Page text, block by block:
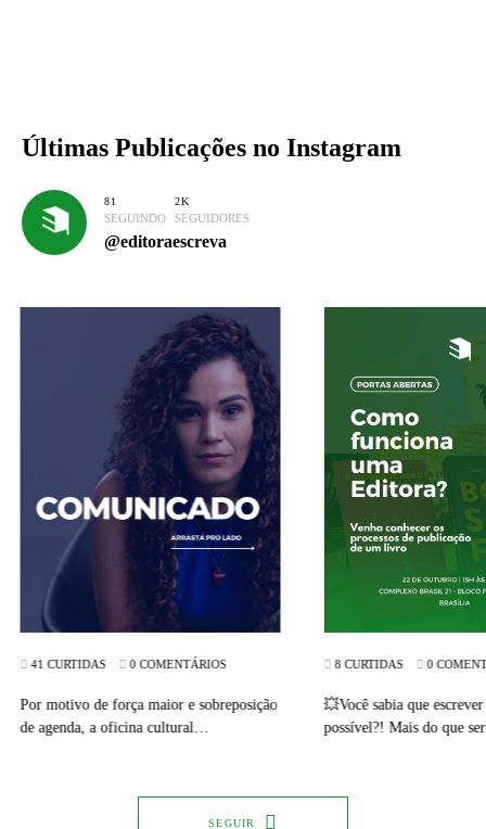
Últimas Publicações no Instagram
81
SEGUINDO
2K
SEGUIDORES
@editoraescreva
41 CURTIDAS 0 COMENTÁRIOS
Por motivo de força maior e sobreposição
de agenda, a oficina cultural…
8 CURTIDAS 0
💥Você sabia que escrever
possível?! Mais do que ser
SEGUIR